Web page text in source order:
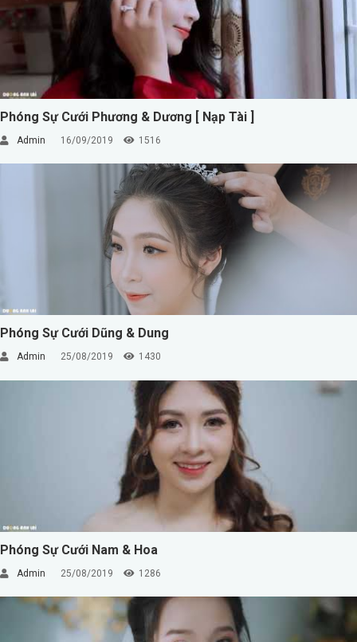
Phóng Sự Cưới Phương & Dương [ Nạp Tài ]
Admin 16/09/2019 1516
Phóng Sự Cưới Dũng & Dung
Admin 25/08/2019 1430
Phóng Sự Cưới Nam & Hoa
Admin 25/08/2019 1286